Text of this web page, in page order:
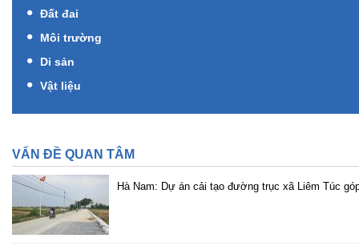
Đất đai
Môi trường
Di sản
Vật liệu
VẤN ĐỀ QUAN TÂM
Hà Nam: Dự án cải tạo đường trục xã Liêm Túc